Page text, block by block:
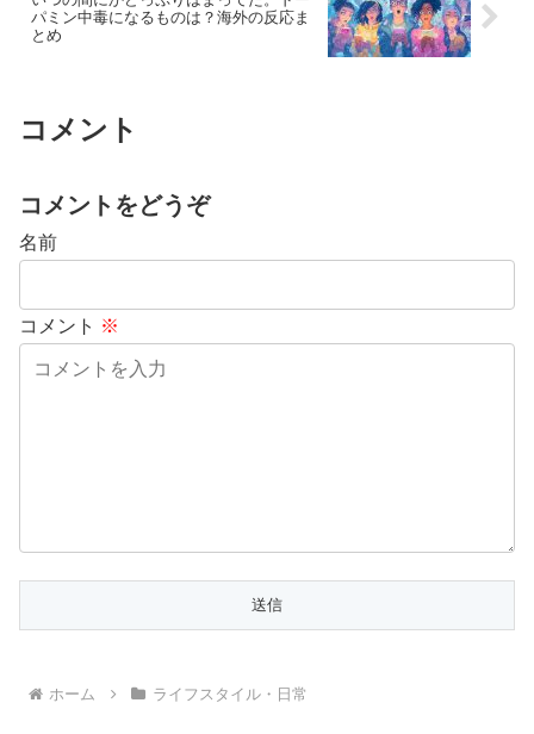
パミン中毒になるものは？海外の反応ま
とめ
コメント
コメントをどうぞ
名前
コメント ※
ホーム ライフスタイル・日常